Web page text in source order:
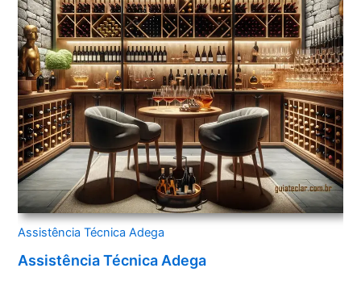
Assistência Técnica Adega
Assistência Técnica Adega